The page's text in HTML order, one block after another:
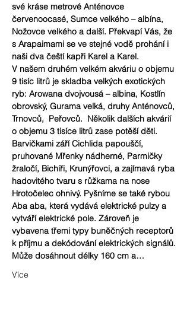
své kráse metrové Anténovce
červenoocasé, Sumce velkého – albína,
Nožovce velkého a další. Překvapí Vás, že
s Arapaimami se ve stejné vodě prohání i
naši dva čeští kapři Karel a Karel.
V našem druhém velkém akváriu o objemu
9 tisíc litrů je skladba velkých exotických
ryb: Arowana dvojvousá – albina, Kostlín
obrovský, Gurama velká, druhy Anténovců,
Trnovců,  Peřovců.  Několik dalších akvárií
o objemu 3 tisíce litrů zase potěší děti.
Barvičkami září Cichlida papouščí,
pruhované Mřenky nádherné, Parmičky
žraločí, Bichiři, Krunýřovci, a zajímavá ryba
hadovitého tvaru s růžkama na nose
Hrotočelec ohnivý. Pyšníme se také rybou
Aba aba, která vydává elektrické pulzy a
vytváří elektrické pole. Zároveň je
vybavena třemi typy buněčných receptorů
k příjmu a dekódování elektrických signálů.
Může dosáhnout délky 160 cm a…
Více